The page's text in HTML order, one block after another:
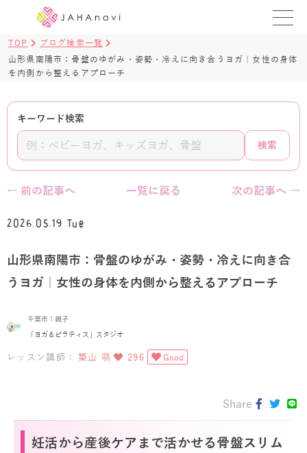
ヨガ資格講座 ›
ログイン
TOP
ブログ検索一覧
山形県南陽市：骨盤のゆがみ・姿勢・冷えに向き合うヨガ｜女性の身体
を内側から整えるアプローチ
キーワード検索
検索
← 前の記事へ 一覧に戻る 次の記事へ →
2026.05.19 Tue
山形県南陽市：骨盤のゆがみ・姿勢・冷えに向き合
うヨガ｜女性の身体を内側から整えるアプローチ
千葉市：親子
「ヨガ＆ピラティス」スタジオ
レッスン講師： 築山 萌 296 Good
Share
妊活から産後ケアまで活かせる骨盤スリム